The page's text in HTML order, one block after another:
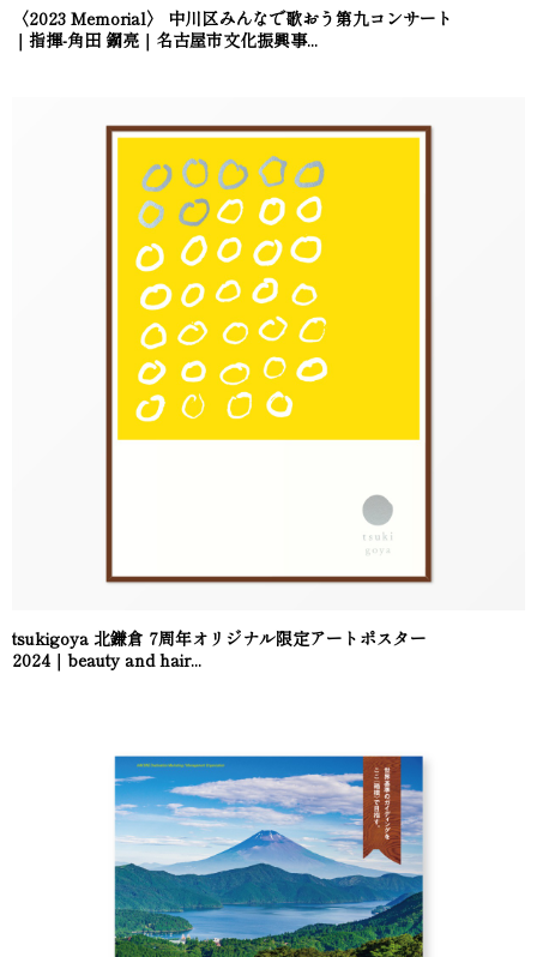
〈2023 Memorial〉 中川区みんなで歌おう第九コンサート
｜指揮-角田 鋼亮｜名古屋市文化振興事...
tsukigoya 北鎌倉 7周年オリジナル限定アートポスター
2024｜beauty and hair...